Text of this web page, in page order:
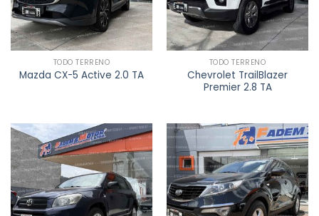
TODO TERRENO
Mazda CX-5 Active 2.0 TA
TODO TERRENO
Chevrolet TrailBlazer
Premier 2.8 TA